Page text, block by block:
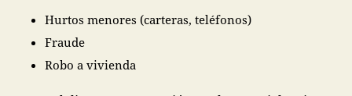
Hurtos menores (carteras, teléfonos)
Fraude
Robo a vivienda